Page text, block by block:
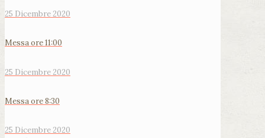
25 Dicembre 2020
Messa ore 11:00
25 Dicembre 2020
Messa ore 8:30
25 Dicembre 2020